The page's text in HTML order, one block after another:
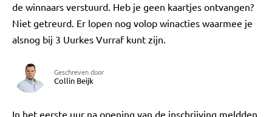
de winnaars verstuurd. Heb je geen kaartjes ontvangen?
Niet getreurd. Er lopen nog volop winacties waarmee je
alsnog bij 3 Uurkes Vurraf kunt zijn.
Geschreven door
Collin Beijk
In het eerste uur na opening van de inschrijving meldden